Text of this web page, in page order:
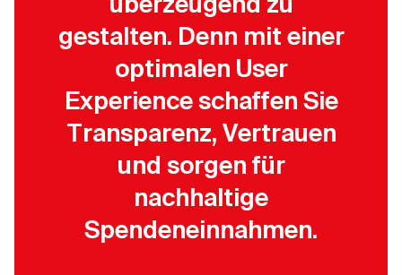
gestalten. Denn mit einer
optimalen User
Experience schaffen Sie
Transparenz, Vertrauen
und sorgen für
nachhaltige
Spendeneinnahmen.